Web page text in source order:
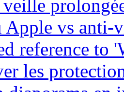
Apple vs anti-
reference to
les